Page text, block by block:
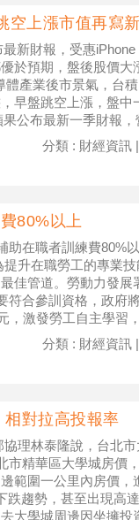
空上漲市值再寫
新財報，受惠
於預期，盤後股價大
產業後市景氣，台
早盤跳空上漲，盤中
公布最新一季財報，
分類 : 財經資訊
80%以上
補助在職者訓練費
提升在職勞工的專業
佳管道。勞動力發展
合參訓資格，政府
，激發勞工自主學習
分類 : 財經資訊
對拉高投報率
協理林泰隆說，台北
市精華區大學城房價
範圍一公里內房價，
趨勢，甚至出現高
大學城周邊因坐擁投